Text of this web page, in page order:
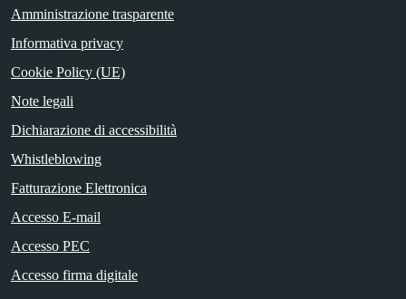
Amministrazione trasparente
Informativa privacy
Cookie Policy (UE)
Note legali
Dichiarazione di accessibilità
Whistleblowing
Fatturazione Elettronica
Accesso E-mail
Accesso PEC
Accesso firma digitale